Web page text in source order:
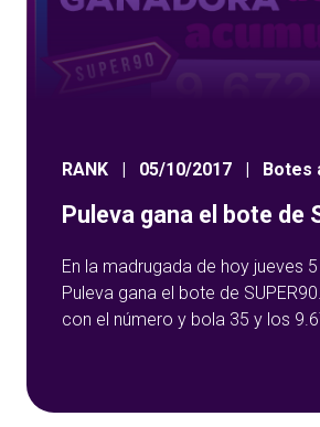
RANK 05/10/2017 Botes
Puleva gana el bote de
En la madrugada de hoy jueves
Puleva gana el bote de
con el número y bola 35 y los
Puleva gana el bote de